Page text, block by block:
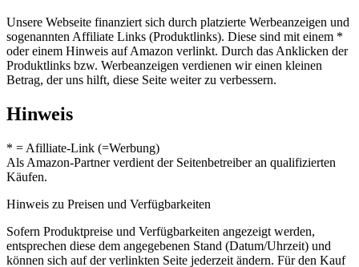
Unsere Webseite finanziert sich durch platzierte Werbeanzeigen und
sogenannten Affiliate Links (Produktlinks). Diese sind mit einem *
oder einem Hinweis auf Amazon verlinkt. Durch das Anklicken der
Produktlinks bzw. Werbeanzeigen verdienen wir einen kleinen
Betrag, der uns hilft, diese Seite weiter zu verbessern.
Hinweis
* = Afilliate-Link (=Werbung)
Als Amazon-Partner verdient der Seitenbetreiber an qualifizierten
Käufen.
Hinweis zu Preisen und Verfügbarkeiten
Sofern Produktpreise und Verfügbarkeiten angezeigt werden,
entsprechen diese dem angegebenen Stand (Datum/Uhrzeit) und
können sich auf der verlinkten Seite jederzeit ändern. Für den Kauf